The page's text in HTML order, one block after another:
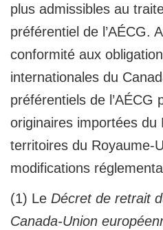
plus admissibles au
préférentiel de l’AÉCG.
conformité aux
internationales du
préférentiels de l’AÉCG
originaires importées du
territoires du Royaume-
modifications
(1) Le Décret de retrait
Canada-Union